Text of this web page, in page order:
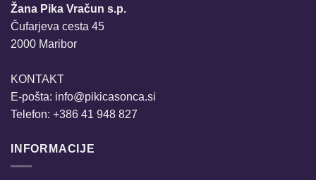
Žana Pika Vračun s.p.
Čufarjeva cesta 45
2000 Maribor
KONTAKT
E-pošta: info@pikicasonca.si
Telefon: +386 41 948 827
INFORMACIJE